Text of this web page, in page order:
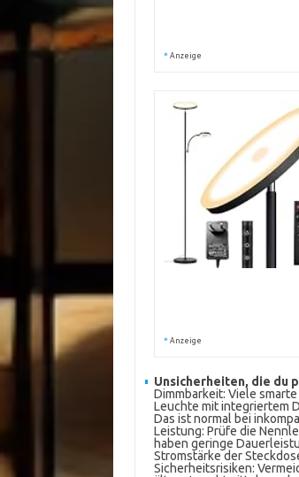
* Anzeige
* Anzeige
Unsicherheiten, die du
Dimmbarkeit: Viele
Leuchte mit integriertem
Das ist normal bei
Leistung: Prüfe die
haben geringe
Stromstärke der
Sicherheitsrisiken: